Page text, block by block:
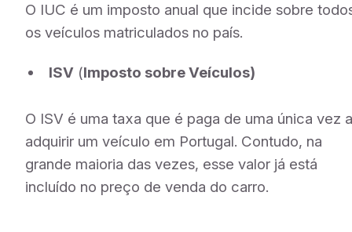
O IUC é um imposto anual que incide sobre
os veículos matriculados no país.
ISV(Imposto sobre Veículos)
O ISV é uma taxa que é paga de uma única vez
adquirir um veículo em Portugal. Contudo, na
grande maioria das vezes, esse valor já está
incluído no preço de venda do carro.